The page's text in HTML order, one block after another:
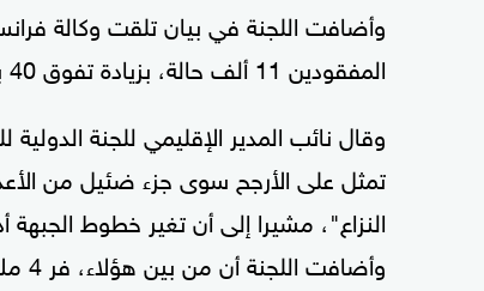
وأضافت اللجنة في بيان تلقت وكالة
المفقودين 11 ألف حالة، بزيادة تفوق 40 بالمئة خلال العام الماضي وحده".
وقال نائب المدير الإقليمي للجنة
تمثل على الأرجح سوى جزء ضئيل من
وأضافت اللجنة أن من بين هؤلاء، فر 4 ملايين شخص من البلاد.